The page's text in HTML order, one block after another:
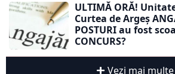
ULTIMĂ ORĂ!
Curtea de Argeș
POSTURI au fost
CONCURS?
Vezi mai multe